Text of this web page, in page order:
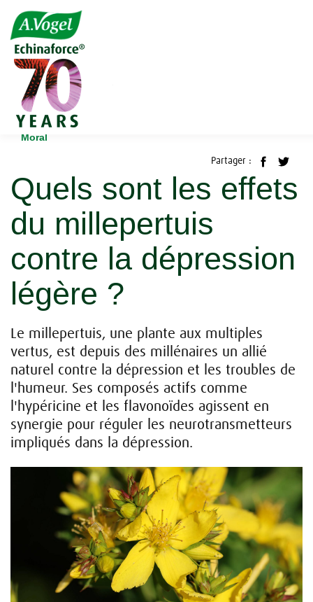
Accueil Blog
Quels sont les effets du millepertuis contre la dépression
légère ?
Moral
Partager :
Quels sont les effets
du millepertuis
contre la dépression
légère ?
Le millepertuis, une plante aux multiples
vertus, est depuis des millénaires un allié
naturel contre la dépression et les troubles de
l'humeur. Ses composés actifs comme
l'hypéricine et les flavonoïdes agissent en
synergie pour réguler les neurotransmetteurs
impliqués dans la dépression.